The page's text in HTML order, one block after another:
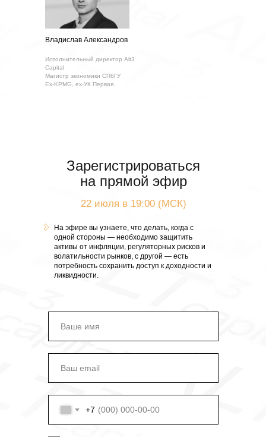
Владислав Александров
Исполнительный директор Alt3
Capital
Магистр экономики СПбГУ
Ex-KPMG, ex-УК Первая.
Зарегистрироваться
на прямой эфир
22 июля в 19:00 (МСК)
На эфире вы узнаете, что делать, когда с
одной стороны — необходимо защитить
активы от инфляции, регуляторных рисков и
волатильности рынков, с другой — есть
потребность сохранить доступ к доходности и
ликвидности.
+7
© 2025 ALT3 Capital: 10 Anson Road #20-05
International Plaza Singapore.
Свидетельство ACRA, №202337694N. Все права
защищены.